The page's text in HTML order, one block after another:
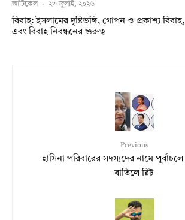
আর্টিকেল · ২৩ জুলাই, ২০২৬
বিবাহ: ইসলামের দৃষ্টিভঙ্গি, গোপন ও প্রকাশ্য
এবং বিবাহ নিবন্ধনের গুরুত্ব
Previous
হাসিনা পরিবারের সদস্যদের নামে পূর্বাচলে
বাতিলে রিট